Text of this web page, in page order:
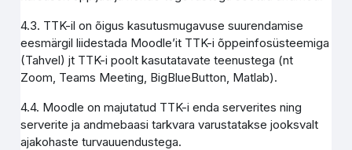
4.3. TTK-il on õigus kasutusmugavuse suurendamise
eesmärgil liidestada Moodle’it TTK-i õppeinfosüsteemiga
(Tahvel) jt TTK-i poolt kasutatavate teenustega (nt
Zoom, Teams Meeting, BigBlueButton, Matlab).
4.4. Moodle on majutatud TTK-i enda serverites ning
serverite ja andmebaasi tarkvara varustatakse jooksvalt
ajakohaste turvauuendustega.